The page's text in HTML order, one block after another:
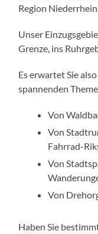
Region Niederrhein.
Unser
Grenze, ins
Es erwartet Sie
spannenden
Von
Von
Fahrrad-
Von
Von
Haben Sie